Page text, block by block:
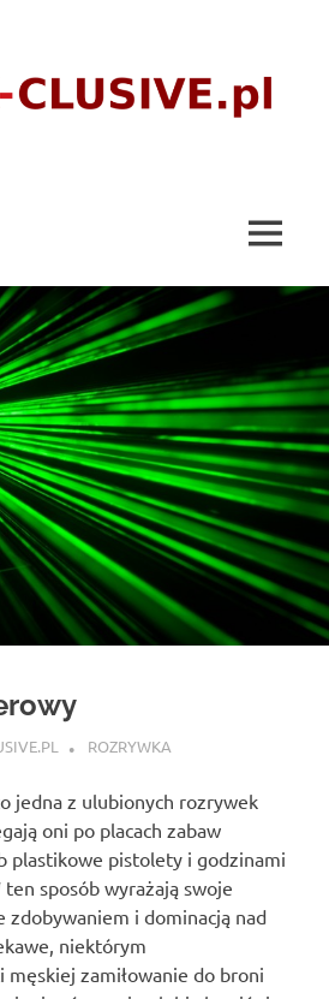
MENU
ROZRYWKA
jedna z ulubionych rozrywek
oni po placach zabaw
plastikowe pistolety i godzinami
sposób wyrażają swoje
zdobywaniem i dominacją nad
niektórym
męskiej zamiłowanie do broni